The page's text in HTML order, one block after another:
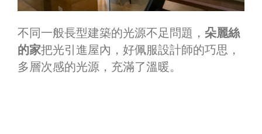
不同一般長型建築的光源不足問題， 朵麗絲
的家把光引進屋內，好佩服設計師的巧思，
多層次感的光源，充滿了溫暖。